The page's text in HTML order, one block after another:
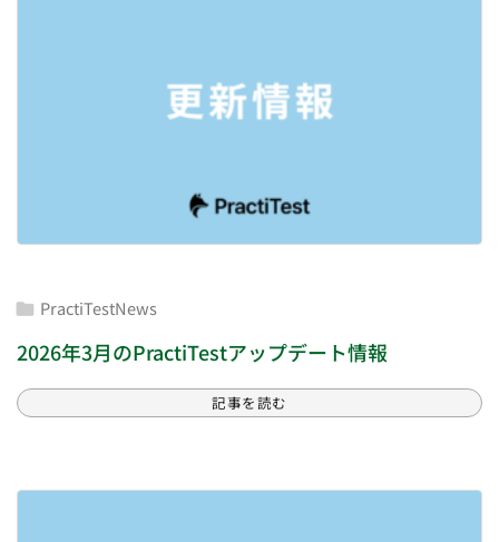
 PractiTestNews
2026年3月のPractiTestアップデート情報
記事を読む